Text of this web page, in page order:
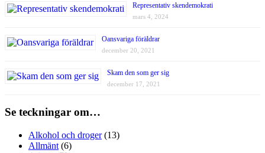
Representativ skendemokrati
mars 4, 2024
Oansvariga föräldrar
december 20, 2021
Skam den som ger sig
december 17, 2021
Se teckningar om…
Alkohol och droger(13)
Allmänt (6)